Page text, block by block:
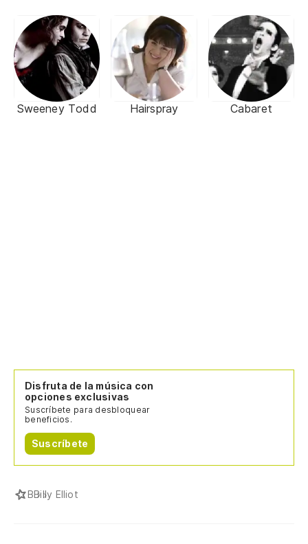
Sweeney Todd Hairspray Cabaret
Disfruta de la música con
opciones exclusivas
Suscríbete para desbloquear
beneficios.
Suscríbete
BBilly Elliot